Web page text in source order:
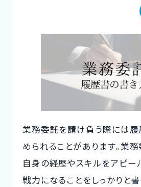
コーディネーター紹介
イベント/マガジン
今すぐ無料で登録
業務委託を請け負う際には
められることがあります。業
自身の経歴やスキルをアピー
戦力になることをしっかりと